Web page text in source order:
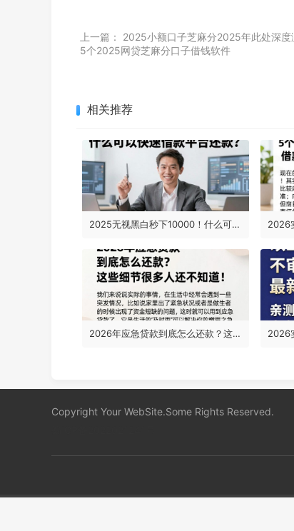
上一篇：
2025小额口子芝麻分2025年此处深度
5个2025网贷芝麻分口子借钱软件
相关推荐
2025无视黑白秒下10000！什么可以快速借款平台还款？这5个平台亲测有效
2026年应急贷款到底怎么还款？这些细节很多人还不知道！
Copyright Your WebSite.Some Rights Reserved.